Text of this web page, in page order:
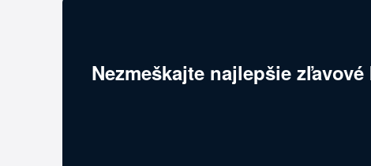
Nezmeškajte najlepšie